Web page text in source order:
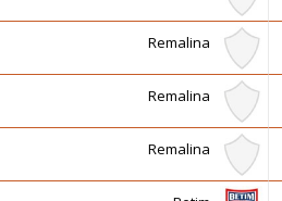
Remalina
Remalina
Remalina